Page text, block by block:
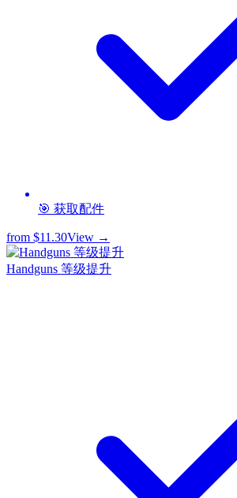
🎯 获取配件
from $11.30View →
Handguns 等级提升